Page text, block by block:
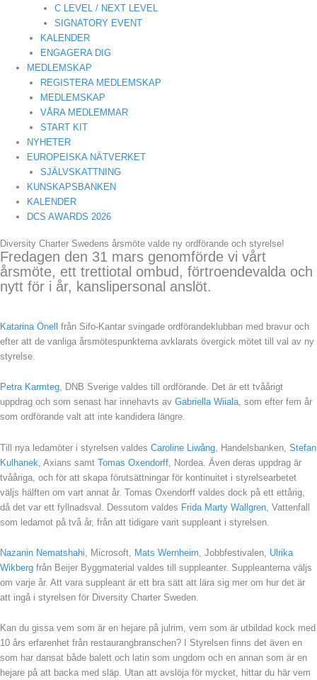
C LEVEL / NEXT LEVEL
SIGNATORY EVENT
KALENDER
ENGAGERA DIG
MEDLEMSKAP
REGISTERA MEDLEMSKAP
MEDLEMSKAP
VÅRA MEDLEMMAR
START KIT
NYHETER
EUROPEISKA NÄTVERKET
SJÄLVSKATTNING
KUNSKAPSBANKEN
KALENDER
DCS AWARDS 2026
Diversity Charter Swedens årsmöte valde ny ordförande och styrelse!
Fredagen den 31 mars genomförde vi vårt
årsmöte, ett trettiotal ombud, förtroendevalda och
nytt för i år, kanslipersonal anslöt.
Katarina Önell
från Sifo-Kantar svingade ordförandeklubban med bravur och
efter att de vanliga årsmötespunkterna avklarats övergick mötet till val av ny
styrelse.
Petra Karmteg, DNB Sverige valdes till ordförande. Det är ett tvåårigt
uppdrag och som senast har innehavts av Gabriella Wiiala, som efter fem år
som ordförande valt att inte kandidera längre.
Till nya ledamöter i styrelsen valdes Caroline Liwång , Handelsbanken, Stefan
Kulhanek , Axians samt Tomas Oxendorff , Nordea. Även deras uppdrag är
tvååriga, och för att skapa förutsättningar för kontinuitet i styrelsearbetet
väljs hälften om vart annat år. Tomas Oxendorff valdes dock på ett ettårig,
då det var ett fyllnadsval. Dessutom valdes Frida Marty Wallgren , Vattenfall
som ledamot på två år, från att tidigare varit suppleant i styrelsen.
Nazanin Nematshahi, Microsoft, Mats Wernheim, Jobbfestivalen, Ulrika
Wikberg från Beijer Byggmaterial valdes till suppleanter. Suppleanterna väljs
om varje år. Att vara suppleant är ett bra sätt att lära sig mer om hur det är
att ingå i styrelsen för Diversity Charter Sweden.
Kan du gissa vem som är en hejare på julrim, vem som är utbildad kock med
10 års erfarenhet från restaurangbranschen? I Styrelsen finns det även en
som har dansat både balett och latin som ungdom och en annan som är en
hejare på att backa med släp. Utan att avslöja för mycket, hittar du här vem